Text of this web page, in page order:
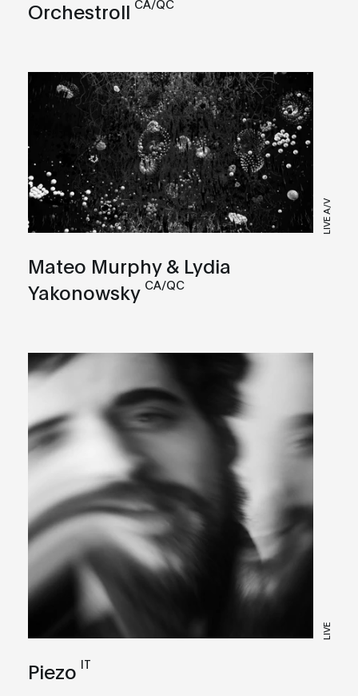
Orchestroll CA/QC
LIVE A/V
Mateo Murphy & Lydia
Yakonowsky CA/QC
LIVE
Piezo IT